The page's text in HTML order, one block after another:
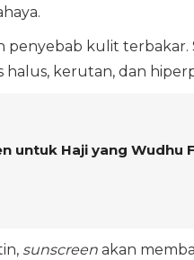
penyebab kulit
halus, kerutan, dan
untuk Haji yang Wudhu
sunscreenakan